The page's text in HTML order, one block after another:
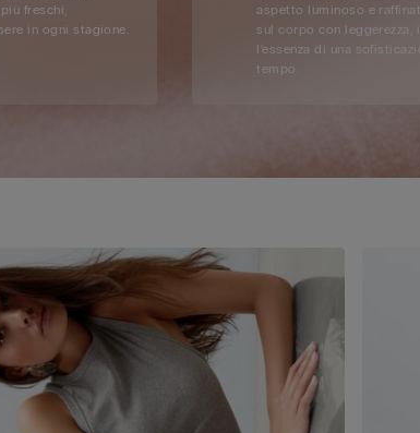
freschi,
in ogni stagione.
aspetto luminoso e
sul corpo con leggerezza,
l’essenza di una
tempo.